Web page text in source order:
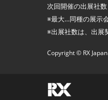
次回開催の出展社
※最大…同種の展示
※出展社数は、出展
Copyright © RX